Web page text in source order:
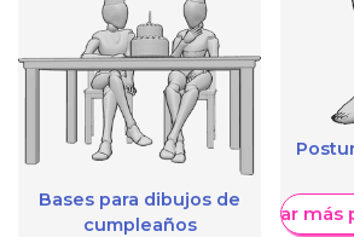
Bases para dibujos de
cumpleaños
Mostrar